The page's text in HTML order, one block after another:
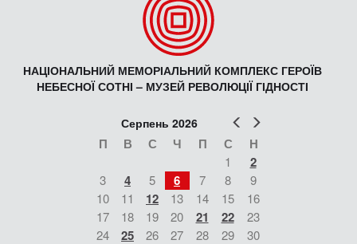
НАЦІОНАЛЬНИЙ МЕМОРІАЛЬНИЙ КОМПЛЕКС ГЕРОЇВ
НЕБЕСНОЇ СОТНІ – МУЗЕЙ РЕВОЛЮЦІЇ ГІДНОСТІ
Попер
Серпень 2026
П В С Ч П С Н
1 2
3 4 5 6 7 8
9
10
11 12 13 14 15
16
17
18 19 20 21 22
23
24
25 26 27 28 29
30